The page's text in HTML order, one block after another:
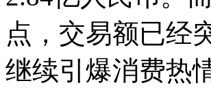
点，交易额已经
继续引爆消费热